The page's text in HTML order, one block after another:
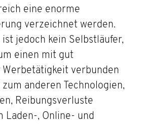
eine enorme
verzeichnet werden.
jedoch kein Selbstläufer,
einen mit gut
verbunden
anderen Technologien,
Reibungsverluste
Laden-, Online- und